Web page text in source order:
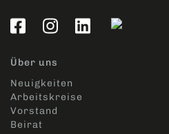
Über uns
Neuigkeiten
Arbeitskreise
Vorstand
Beirat